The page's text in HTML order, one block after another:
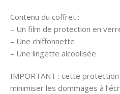
Contenu du coffret :
– Un film de protection en
– Une chiffonnette
– Une lingette alcoolisée
IMPORTANT : cette
minimiser les dommages à